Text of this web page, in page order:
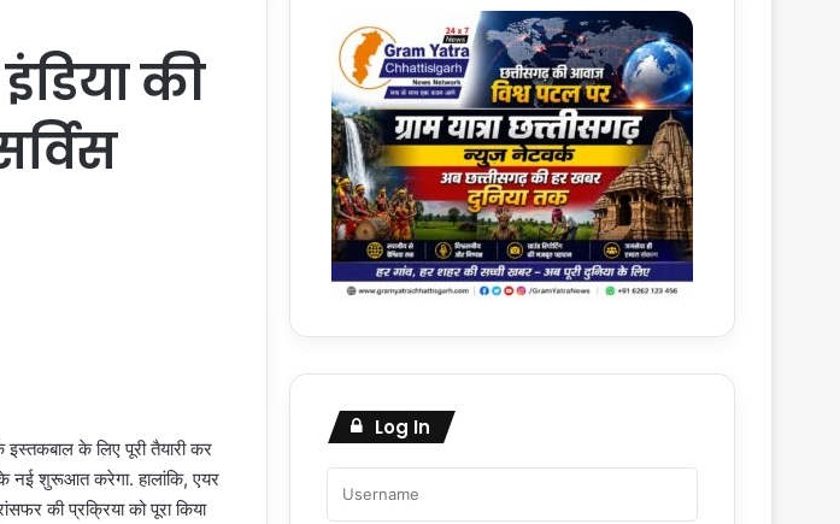
की
के लिए पूरी तैयारी कर
नई शुरूआत करेगा. हालांकि, एयर
की प्रक्रिया को पूरा किया
Log In